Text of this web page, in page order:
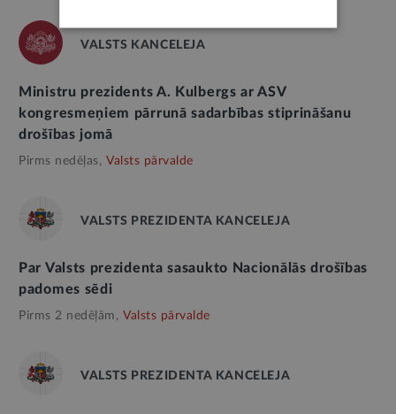
VALSTS KANCELEJA
Ministru prezidents A. Kulbergs ar ASV
kongresmeņiem pārrunā sadarbības stiprināšanu
drošības jomā
Pirms nedēļas, Valsts pārvalde
VALSTS PREZIDENTA KANCELEJA
Par Valsts prezidenta sasaukto Nacionālās drošības
padomes sēdi
Pirms 2 nedēļām, Valsts pārvalde
VALSTS PREZIDENTA KANCELEJA